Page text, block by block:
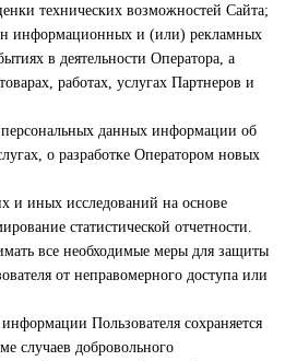
технических возможностей Сайта;
информационных и (или) рекламных
в деятельности Оператора, а
работах, услугах Партнеров и
данных информации об
о разработке Оператором новых
и иных исследований на основе
статистической отчетности.
все необходимые меры для защиты
от неправомерного доступа или
Пользователя сохраняется
случаев добровольного